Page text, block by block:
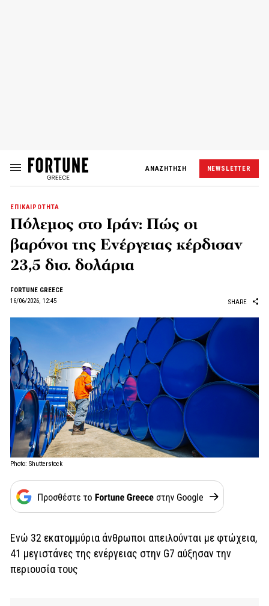
ΑΝΑΖΗΤΗΣΗ NEWSLETTER
ΕΠΙΚΑΙΡΟΤΗΤΑ
Πόλεμος στο Ιράν: Πώς οι
βαρόνοι της Ενέργειας κέρδισαν
23,5 δισ. δολάρια
FORTUNE GREECE
16/06/2026, 12:45
SHARE
Photo: Shutterstock
Ενώ 32 εκατομμύρια άνθρωποι απειλούνται με φτώχεια,
41 μεγιστάνες της ενέργειας στην G7 αύξησαν την
περιουσία τους